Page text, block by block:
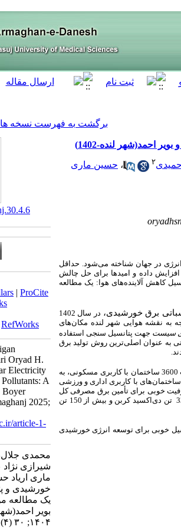
برگشت به فهرست نسخه ها
احمد(شهر لنده-1402)
۲ ، حسین ماری
در جهان شناخته می‌شود. حداقل
داده و امیدها برای حل چالش
کاهش آلاینده‌های هوا: یک مطالعه
برق خورشیدی، در سال 1402
به نقشه هوایی شهر لنده مکان‌های
سیست جهت پتانسیل سنجی استفاده
به عنوان اصلی‌ترین روش تولید برق
ظرفیت تولید برق به طور متوسط برای هر ساختمان با کاربری مسکونی 75/22 کیلووات به دست آمد که با احتساب 3600 ساختمان با کاربری مسکونی، به
ساختمان‌های با کاربری اداری و ورزشی
نیروگاه در هر سه کاربری برای کل شهر برابر بود با 5/84 مگاوات که ظرفیت خوبی برای تأمین برق مصرفی کل
شهر است. در صورت تولید این میزان برق خورشیدی در شهر لنده می‌توان انتظار داشت سالیانه از انتشار نزدیک به 33000 تن دی‌اکسید کربن و بیش از 150 تن
خوبی برای توسعه انرژی خورشیدی
| ProCite
RefWorks
Oryad H.
Electricity
A
Boyer
2025;
article-1-
محمدی
شیرازی
ماری
خورشیدی و
یک مطالعه
۱۴۰۴; ۳۰ (۴) :۵۴۰-۵۵۵